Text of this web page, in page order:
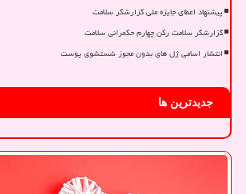
پیشنهاد اعطای جایزه ملی گزارشگر سلامت
گزارشگر سلامت رکن چهارم حکمرانی سلامت
انتشار اسامی ژل های بدون مجوز شستشوی پوست
جدیدترین ها